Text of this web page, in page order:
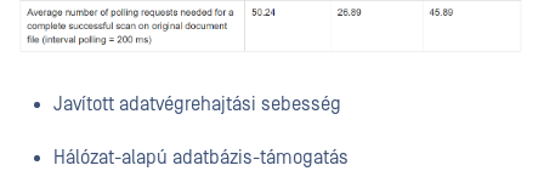
Javított adatvégrehajtási sebesség
Hálózat-alapú adatbázis-támogatás